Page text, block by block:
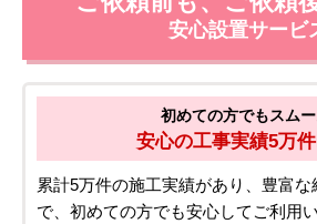
安心設置サービ
初めての方でもスム
安心の工事実績5万
累計5万件の施工実績があり、豊富な
で、初めての方でも安心してご利用